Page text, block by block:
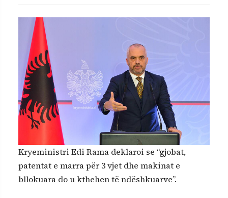
Kryeministri Edi Rama deklaroi se “gjobat,
patentat e marra për 3 vjet dhe makinat e
bllokuara do u kthehen të ndëshkuarve”.